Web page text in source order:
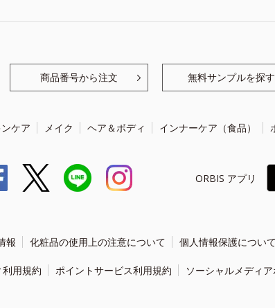
商品番号から注文 無料サンプルを探す
ケア メイク ヘア＆ボディ インナーケア（食品）
ORBIS アプリ
報 化粧品の使用上の注意について 個人情報保護について
用規約 ポイントサービス利用規約 ソーシャルメディ